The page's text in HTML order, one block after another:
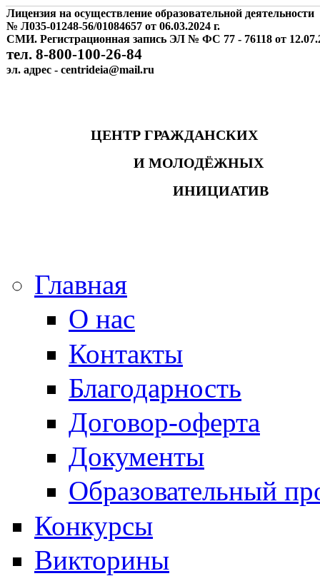
Лицензия на осуществление образовательной деятельности
№ Л035-01248-56/01084657 от 06.03.2024 г.
СМИ. Регистрационная запись ЭЛ № ФС 77 - 76118 от
тел. 8-800-100-26-84
эл. адрес - centrideia@mail.ru
ЦЕНТР ГРАЖДАНСКИХ
И МОЛОДЁЖНЫХ
ИНИЦИАТИВ
Главная
О нас
Контакты
Благодарность
Договор-оферта
Документы
Образовательный
Конкурсы
Викторины